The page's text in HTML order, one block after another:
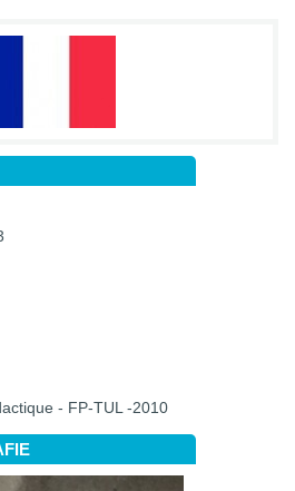
- FP-TUL -2010